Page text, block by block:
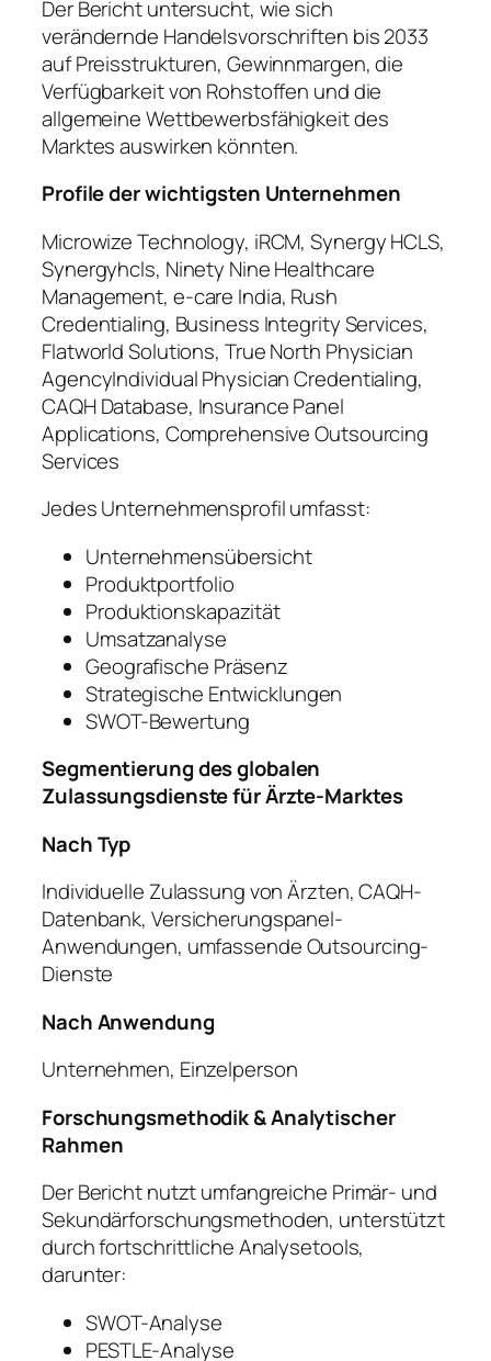
Der Bericht untersucht, wie sich
verändernde Handelsvorschriften bis 2033
auf Preisstrukturen, Gewinnmargen, die
Verfügbarkeit von Rohstoffen und die
allgemeine Wettbewerbsfähigkeit des
Marktes auswirken könnten.
Profile der wichtigsten Unternehmen
Microwize Technology, iRCM, Synergy HCLS,
Synergyhcls, Ninety Nine Healthcare
Management, e-care India, Rush
Credentialing, Business Integrity Services,
Flatworld Solutions, True North Physician
AgencyIndividual Physician Credentialing,
CAQH Database, Insurance Panel
Applications, Comprehensive Outsourcing
Services
Jedes Unternehmensprofil umfasst:
Unternehmensübersicht
Produktportfolio
Produktionskapazität
Umsatzanalyse
Geografische Präsenz
Strategische Entwicklungen
SWOT-Bewertung
Segmentierung des globalen
Zulassungsdienste für Ärzte-Marktes
Nach Typ
Individuelle Zulassung von Ärzten, CAQH-
Datenbank, Versicherungspanel-
Anwendungen, umfassende Outsourcing-
Dienste
Nach Anwendung
Unternehmen, Einzelperson
Forschungsmethodik & Analytischer
Rahmen
Der Bericht nutzt umfangreiche Primär- und
Sekundärforschungsmethoden, unterstützt
durch fortschrittliche Analysetools,
darunter:
SWOT-Analyse
PESTLE-Analyse